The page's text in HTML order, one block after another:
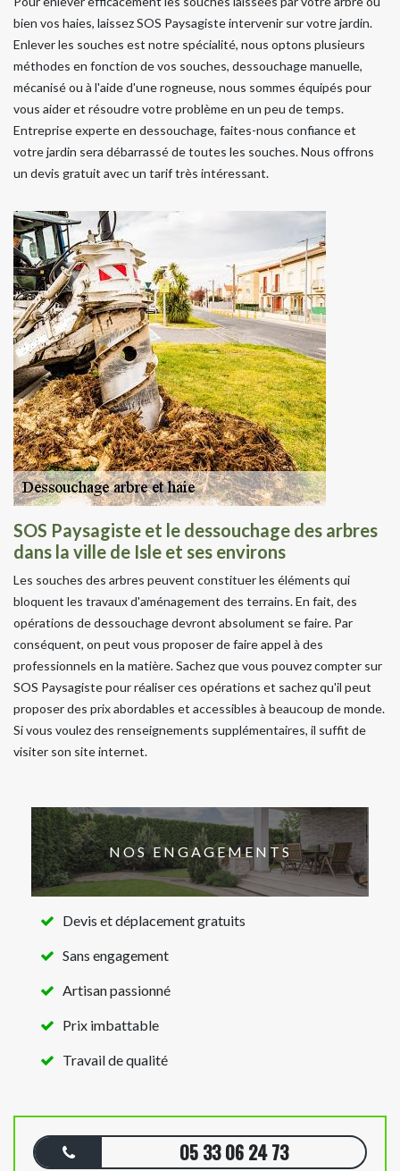
bien vos haies, laissez SOS Paysagiste intervenir sur votre jardin.
Enlever les souches est notre spécialité, nous optons plusieurs
méthodes en fonction de vos souches, dessouchage manuelle,
mécanisé ou à l'aide d'une rogneuse, nous sommes équipés pour
vous aider et résoudre votre problème en un peu de temps.
Entreprise experte en dessouchage, faites-nous confiance et
votre jardin sera débarrassé de toutes les souches. Nous offrons
un devis gratuit avec un tarif très intéressant.
SOS Paysagiste et le dessouchage des arbres
dans la ville de Isle et ses environs
Les souches des arbres peuvent constituer les éléments qui
bloquent les travaux d'aménagement des terrains. En fait, des
opérations de dessouchage devront absolument se faire. Par
conséquent, on peut vous proposer de faire appel à des
professionnels en la matière. Sachez que vous pouvez compter sur
SOS Paysagiste pour réaliser ces opérations et sachez qu'il peut
proposer des prix abordables et accessibles à beaucoup de monde.
Si vous voulez des renseignements supplémentaires, il suffit de
visiter son site internet.
NOS ENGAGEMENTS
Devis et déplacement gratuits
Sans engagement
Artisan passionné
Prix imbattable
Travail de qualité
05 33 06 24 73